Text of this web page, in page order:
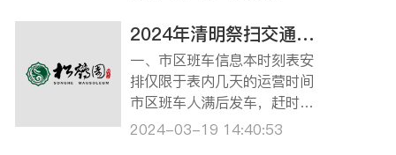
路名河名‘由你说了算’命名征集
活动中吧！如果你的命名被选
中，就有机会获得600元现金
奖励哦！是否跃跃欲试了？那
就赶快看一下活…
2024年清明祭扫交通指南
一、市区班车信息本时刻表安
排仅限于表内几天的运营时间
市区班车人满后发车，赶时间
的客户建议自行前往松鹤园。
2024-03-19 14:40:53